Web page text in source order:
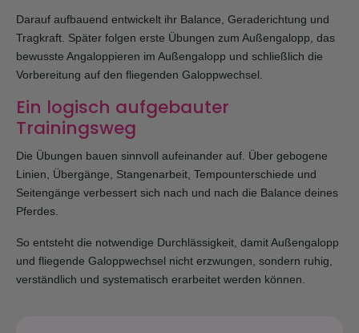
Darauf aufbauend entwickelt ihr Balance, Geraderichtung und
Tragkraft. Später folgen erste Übungen zum Außengalopp, das
bewusste Angaloppieren im Außengalopp und schließlich die
Vorbereitung auf den fliegenden Galoppwechsel.
Ein logisch aufgebauter
Trainingsweg
Die Übungen bauen sinnvoll aufeinander auf. Über gebogene
Linien, Übergänge, Stangenarbeit, Tempounterschiede und
Seitengänge verbessert sich nach und nach die Balance deines
Pferdes.
So entsteht die notwendige Durchlässigkeit, damit Außengalopp
und fliegende Galoppwechsel nicht erzwungen, sondern ruhig,
verständlich und systematisch erarbeitet werden können.